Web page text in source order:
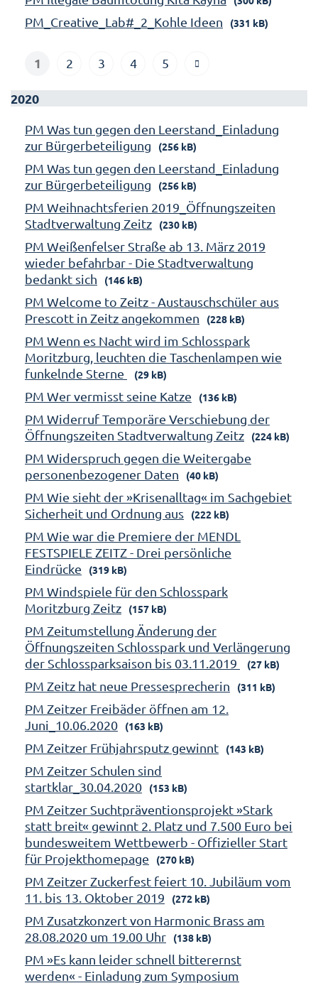
PM_Creative_Lab#_2_Kohle Ideen (331 kB)
1 2 3 4 5
2020
PM Was tun gegen den Leerstand_Einladung
zur Bürgerbeteiligung
(256 kB)
PM Was tun gegen den Leerstand_Einladung
zur Bürgerbeteiligung
(256 kB)
PM Weihnachtsferien 2019_Öffnungszeiten
Stadtverwaltung Zeitz
(230 kB)
PM Weißenfelser Straße ab 13. März 2019
wieder befahrbar - Die Stadtverwaltung
bedankt sich
(146 kB)
PM Welcome to Zeitz - Austauschschüler aus
Prescott in Zeitz angekommen
(228 kB)
PM Wenn es Nacht wird im Schlosspark
Moritzburg, leuchten die Taschenlampen wie
funkelnde Sterne
(29 kB)
PM Wer vermisst seine Katze (136 kB)
PM Widerruf Temporäre Verschiebung der
Öffnungszeiten Stadtverwaltung Zeitz
(224 kB)
PM Widerspruch gegen die Weitergabe
personenbezogener Daten
(40 kB)
PM Wie sieht der »Krisenalltag« im Sachgebiet
Sicherheit und Ordnung aus
(222 kB)
PM Wie war die Premiere der MENDL
FESTSPIELE ZEITZ - Drei persönliche
Eindrücke
(319 kB)
PM Windspiele für den Schlosspark
Moritzburg Zeitz
(157 kB)
PM Zeitumstellung Änderung der
Öffnungszeiten Schlosspark und Verlängerung
der Schlossparksaison bis 03.11.2019
(27 kB)
PM Zeitz hat neue Pressesprecherin (311 kB)
PM Zeitzer Freibäder öffnen am 12.
Juni_10.06.2020
(163 kB)
PM Zeitzer Frühjahrsputz gewinnt (143 kB)
PM Zeitzer Schulen sind
startklar_30.04.2020
(153 kB)
PM Zeitzer Suchtpräventionsprojekt »Stark
statt breit« gewinnt 2. Platz und 7.500 Euro bei
bundesweitem Wettbewerb - Offizieller Start
für Projekthomepage
(270 kB)
PM Zeitzer Zuckerfest feiert 10. Jubiläum vom
11. bis 13. Oktober 2019
(272 kB)
PM Zusatzkonzert von Harmonic Brass am
28.08.2020 um 19.00 Uhr
(138 kB)
PM »Es kann leider schnell bitterernst
werden« - Einladung zum Symposium